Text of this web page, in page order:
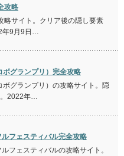
攻略
略サイト。クリア後の隠し要素
年9月9日…
ボグランプリ）完全攻略
ボグランプリ）の攻略サイト。隠
。2022年…
フェスティバル完全攻略
フェスティバルの攻略サイト。